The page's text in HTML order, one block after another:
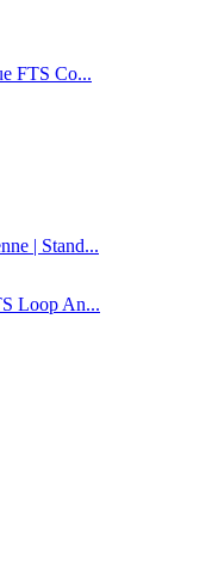
FTS Co...
| Stand...
Loop An...